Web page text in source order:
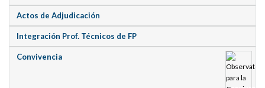
Actos de Adjudicación
Integración Prof. Técnicos de FP
Convivencia